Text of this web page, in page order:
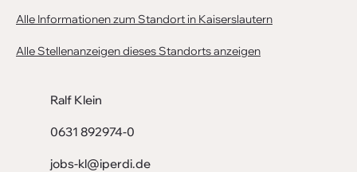
Alle Informationen zum Standort in Kaiserslautern
Alle Stellenanzeigen dieses Standorts anzeigen
Ralf Klein
0631 892974-0
jobs-kl@iperdi.de